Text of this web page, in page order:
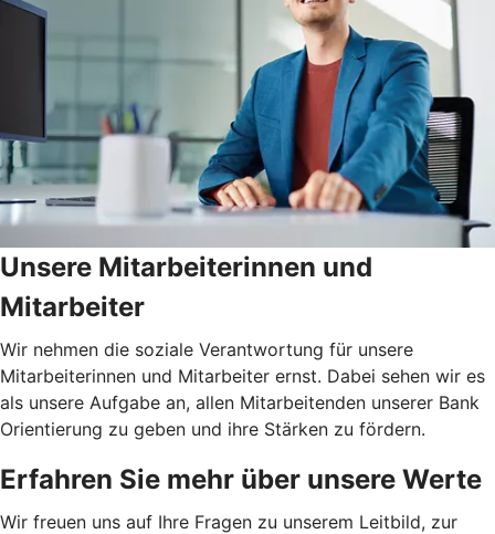
Unsere Mitarbeiterinnen und
Mitarbeiter
Wir nehmen die soziale Verantwortung für unsere
Mitarbeiterinnen und Mitarbeiter ernst. Dabei sehen wir es
als unsere Aufgabe an, allen Mitarbeitenden unserer Bank
Orientierung zu geben und ihre Stärken zu fördern.
Erfahren Sie mehr über unsere Werte
Wir freuen uns auf Ihre Fragen zu unserem Leitbild, zur